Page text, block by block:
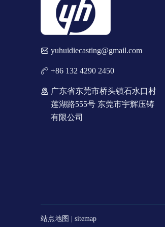
yuhuidiecasting@gmail.com
+86 132 4290 2450
广东省东莞市桥头镇石水口村
莲湖路555号 东莞市宇辉压铸
有限公司
站点地图 sitemap